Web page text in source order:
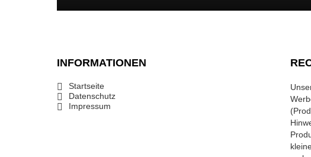
INFORMATIONEN
Startseite
Datenschutz
Impressum